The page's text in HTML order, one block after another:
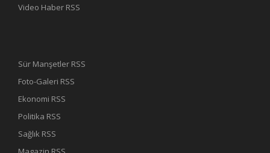
Video Haber RSS
Sür Manşetler RSS
Foto-Galeri RSS
Ekonomi RSS
Politika RSS
Sağlık RSS